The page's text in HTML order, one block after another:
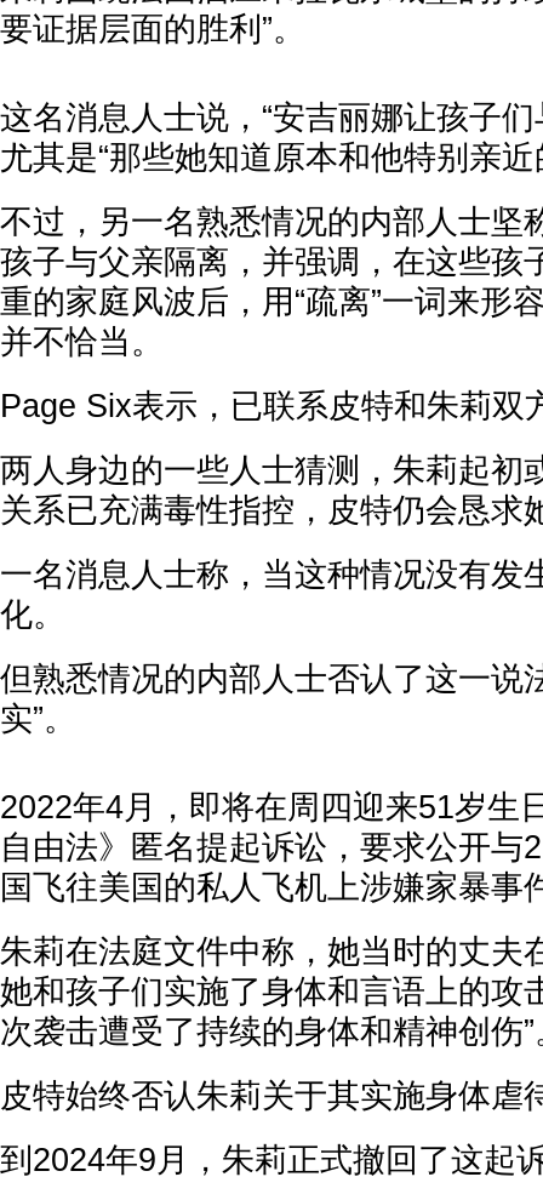
要证据层面的胜利”。
这名消息人士说，“安吉丽娜让孩子
尤其是“那些她知道原本和他特别亲近
不过，另一名熟悉情况的内部人士坚
孩子与父亲隔离，并强调，在这些孩
重的家庭风波后，用“疏离”一词来形
并不恰当。
Page Six表示，已联系皮特和朱莉双
两人身边的一些人士猜测，朱莉起初
关系已充满毒性指控，皮特仍会恳求
一名消息人士称，当这种情况没有发
化。
但熟悉情况的内部人士否认了这一说
实”。
2022年4月，即将在周四迎来51岁生
自由法》匿名提起诉讼，要求公开与
国飞往美国的私人飞机上涉嫌家暴事
朱莉在法庭文件中称，她当时的丈夫
她和孩子们实施了身体和言语上的攻
次袭击遭受了持续的身体和精神创伤”
皮特始终否认朱莉关于其实施身体虐
到2024年9月，朱莉正式撤回了这起